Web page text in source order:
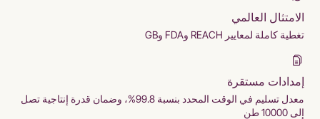
الامتثال العالمي
تغطية كاملة لمعايير REACH وFDA وGB
إمدادات مستقرة
معدل تسليم في الوقت المحدد بنسبة 99.8%، وضمان قدرة إنتاجية تصل
إلى 10000 طن